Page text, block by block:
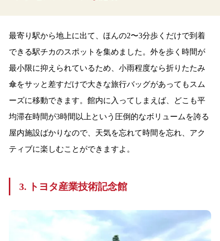
最寄り駅から地上に出て、ほんの2〜3分歩くだけで到着
できる駅チカのスポットを集めました。外を歩く時間が
最小限に抑えられているため、小雨程度なら折りたたみ
傘をサッと差すだけで大きな旅行バッグがあってもスム
ーズに移動できます。館内に入ってしまえば、どこも平
均滞在時間が3時間以上という圧倒的なボリュームを誇る
屋内施設ばかりなので、天気を忘れて時間を忘れ、アク
ティブに楽しむことができますよ。
3. トヨタ産業技術記念館